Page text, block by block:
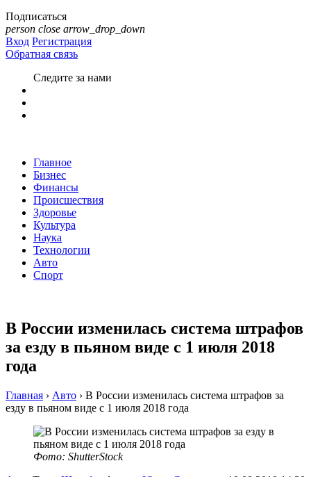
Подписаться
person close arrow_drop_down
Вход Регистрация
Обратная связь
Следите за нами
Главное
Бизнес
Финансы
Происшествия
Здоровье
Культура
Наука
Технологии
Авто
Спорт
В России изменилась система штрафов
за езду в пьяном виде с 1 июля 2018
года
Главная › Авто › В России изменилась система штрафов за
езду в пьяном виде с 1 июля 2018 года
Фото: ShutterStock